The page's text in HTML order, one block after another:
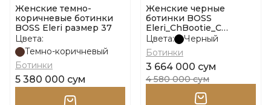
Женские темно-
коричневые ботинки
BOSS Eleri размер 37
Цвета:
Темно-коричневый
Ботинки
5 380 000 сум
Женские черные
ботинки BOSS
Eleri_ChBootie_C
размер 36
Цвета:
Черный
Ботинки
3 664 000 сум
4 580 000 сум